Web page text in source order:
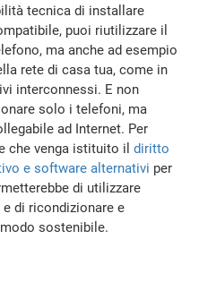
tecnica di installare
puoi riutilizzare il
ma anche ad esempio
rete di casa tua, come in
interconnessi. E non
solo i telefoni, ma
ad Internet. Per
che venga istituito ildiritto
e software alternativi per
di utilizzare
di ricondizionare e
sostenibile.